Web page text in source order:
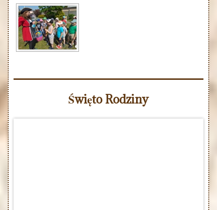
Święto Rodziny